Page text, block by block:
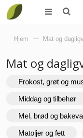
Hjem — Mat og
Mat og
Frokost, grøt og
Middag og tilbehør
Mel, brød og
Matoljer og fett